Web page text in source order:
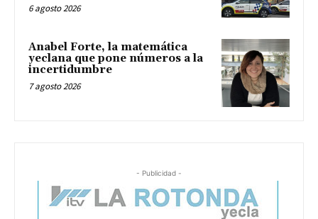
6 agosto 2026
Anabel Forte, la matemática
yeclana que pone números a la
incertidumbre
7 agosto 2026
- Publicidad -